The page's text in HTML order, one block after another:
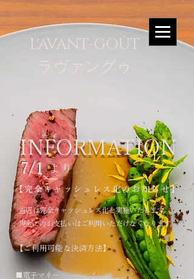
L'AVANT-GOÛT
​​ラヴァングゥ
より
7/1
当店は完全キャッシュレス化を実施いたします。
​現金でのお支払いはご利用いただけなくなります。
【ご利用可能な決済方法】
■電子マネー
INFORMATION
​​【完全キャッシュレス化のお知らせ】